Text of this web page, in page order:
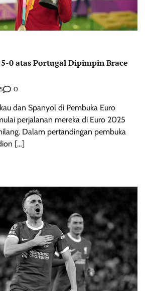
0 atas Portugal Dipimpin Brace
0
dan Spanyol di Pembuka Euro
perjalanan mereka di Euro 2025
Dalam pertandingan pembuka
[…]